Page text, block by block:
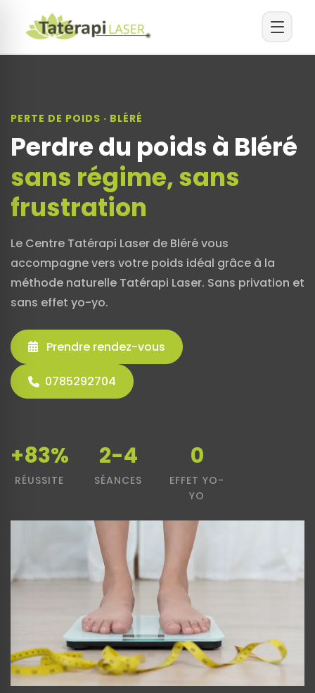
PERTE DE POIDS · BLÉRÉ
Perdre du poids à Bléré
sans régime, sans
frustration
Le Centre Tatérapi Laser de Bléré vous
accompagne vers votre poids idéal grâce à la
méthode naturelle Tatérapi Laser. Sans privation et
sans effet yo-yo.
Prendre rendez-vous
0785292704
+83%
RÉUSSITE
2-4
SÉANCES
0
EFFET YO-
YO